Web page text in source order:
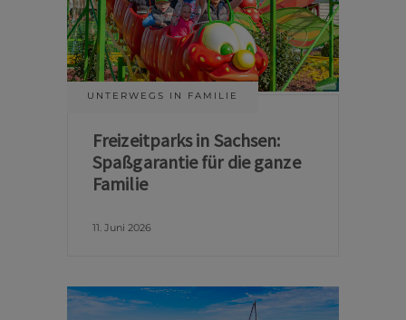
UNTERWEGS IN FAMILIE
Freizeitparks in Sachsen:
Spaßgarantie für die ganze
Familie
11. Juni 2026